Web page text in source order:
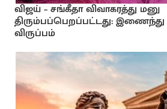
விஜய் – சங்கீதா விவாகரத்து மனு
திரும்பப்பெறப்பட்டது:
விருப்பம்